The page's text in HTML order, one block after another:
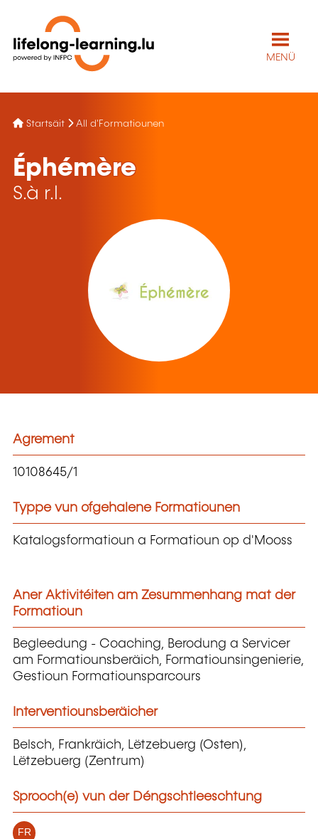
MENÜ
Startsäit All d'Formatiounen
Éphémère
S.à r.l.
Agrement
10108645/1
Typpe vun ofgehalene Formatiounen
Katalogsformatioun a Formatioun op d'Mooss
Aner Aktivitéiten am Zesummenhang mat der
Formatioun
Begleedung - Coaching, Berodung a Servicer
am Formatiounsberäich, Formatiounsingenierie,
Gestioun Formatiounsparcours
Interventiounsberäicher
Belsch, Frankräich, Lëtzebuerg (Osten),
Lëtzebuerg (Zentrum)
Sprooch(e) vun der Déngschtleeschtung
FR